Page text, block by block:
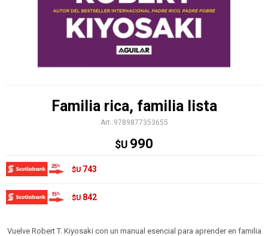
Familia rica, familia lista
9789877353655
$U 990
$U 743
$U 842
Vuelve Robert T. Kiyosaki con un manual esencial para aprender en familia